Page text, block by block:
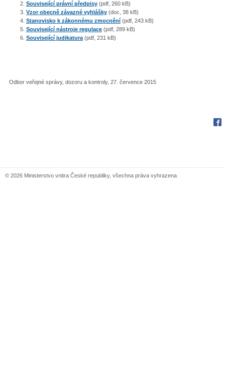
Související právní předpisy (pdf, 260 kB)
Vzor obecně závazné vyhlášky (doc, 38 kB)
Stanovisko k zákonnému zmocnění (pdf, 243 kB)
Související nástroje regulace (pdf, 289 kB)
Související judikatura (pdf, 231 kB)
Odbor veřejné správy, dozoru a kontroly, 27. července 2015
© 2026 Ministerstvo vnitra České republiky, všechna práva vyhrazena